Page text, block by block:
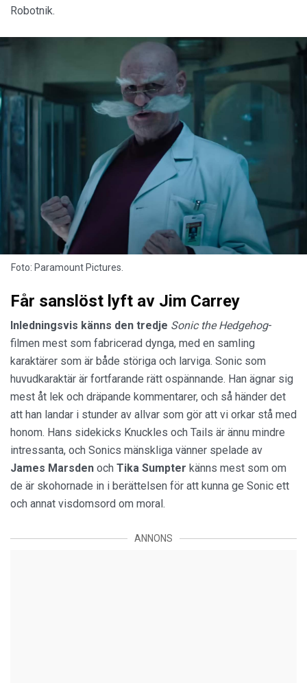
Robotnik.
Foto: Paramount Pictures.
Får sanslöst lyft av Jim Carrey
Inledningsvis känns den tredje Sonic the Hedgehog-
filmen mest som fabricerad dynga, med en samling
karaktärer som är både störiga och larviga. Sonic som
huvudkaraktär är fortfarande rätt ospännande. Han ägnar sig
mest åt lek och dräpande kommentarer, och så händer det
att han landar i stunder av allvar som gör att vi orkar stå med
honom. Hans sidekicks Knuckles och Tails är ännu mindre
intressanta, och Sonics mänskliga vänner spelade av
James Marsden och Tika Sumpter känns mest som om
de är skohornade in i berättelsen för att kunna ge Sonic ett
och annat visdomsord om moral.
ANNONS